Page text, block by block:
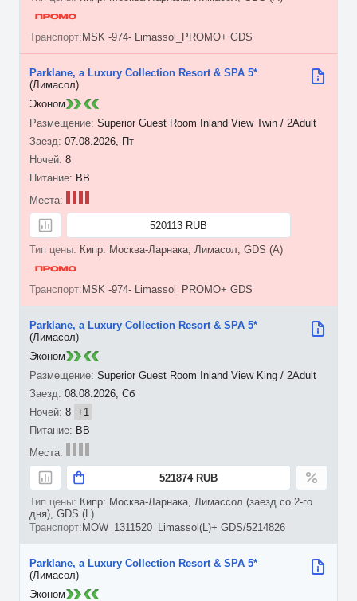
MSK -974- Limassol_PROMO+ GDS
07.08.2026, Пт
8
Parklane, a Luxury Collection Resort & SPA 5*
(Лимасол)
Superior Guest Room Inland View Twin / 2Adult
BB
520113 RUB
Кипр: Москва-Ларнака, Лимасол, GDS (A)
MSK -974- Limassol_PROMO+ GDS
Эконом
08.08.2026, Сб
8 +1
Parklane, a Luxury Collection Resort & SPA 5*
(Лимасол)
Superior Guest Room Inland View King / 2Adult
BB
521874 RUB
Кипр: Москва-Ларнака, Лимассол (заезд со 2-го
дня), GDS (L)
MOW_1311520_Limassol(L)+ GDS/5214826
Эконом
Parklane, a Luxury Collection Resort & SPA 5*
(Лимасол)
Эконом